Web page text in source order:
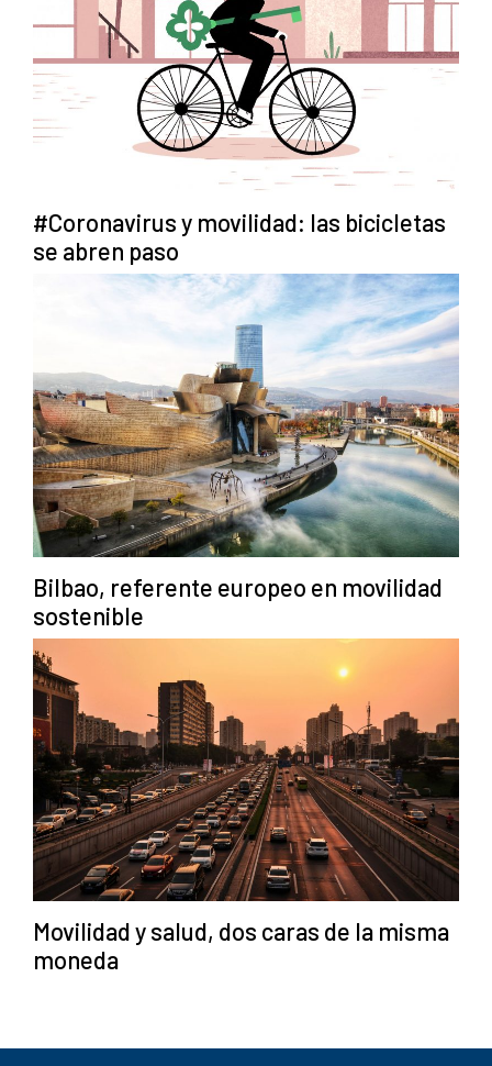
#Coronavirus y movilidad: las bicicletas
se abren paso
Bilbao, referente europeo en movilidad
sostenible
Movilidad y salud, dos caras de la misma
moneda